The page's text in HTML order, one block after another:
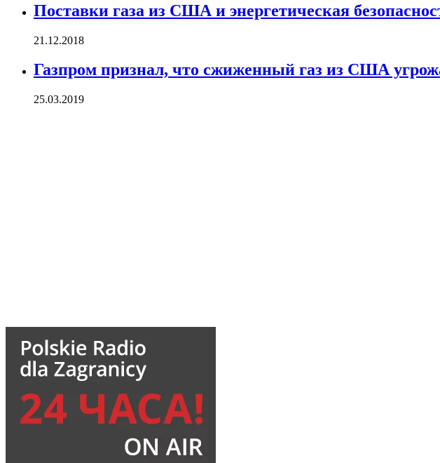
Поставки газа из США и энергетическая
21.12.2018
Газпром признал, что сжиженный газ из США
25.03.2019